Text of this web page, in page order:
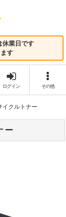
休業日です
す
ログイン その他
イクルトナー
ー